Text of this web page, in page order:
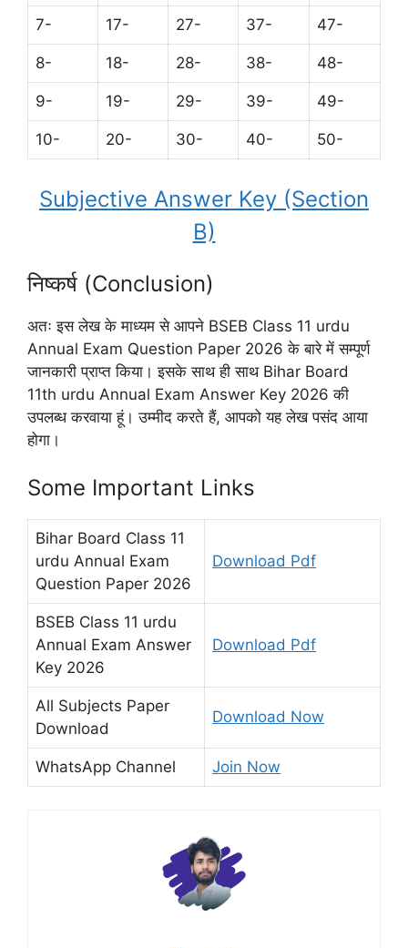
7- 17- 27- 37- 47-
8- 18- 28- 38- 48-
9- 19- 29- 39- 49-
10- 20- 30- 40- 50-
Subjective Answer Key (Section
B)
निष्कर्ष (Conclusion)
अतः इस लेख के माध्यम से आपने BSEB Class 11 urdu
Annual Exam Question Paper 2026 के बारे में सम्पूर्ण
जानकारी प्राप्त किया। इसके साथ ही साथ Bihar Board
11th urdu Annual Exam Answer Key 2026 की
उपलब्ध करवाया हूं। उम्मीद करते हैं, आपको यह लेख पसंद आया
होगा।
Some Important Links
Bihar Board Class 11
urdu Annual Exam
Question Paper 2026
Download Pdf
BSEB Class 11 urdu
Annual Exam Answer
Key 2026
Download Pdf
All Subjects Paper
Download
Download Now
WhatsApp Channel Join Now